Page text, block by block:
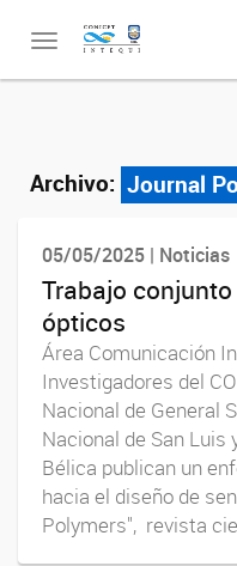
Toggle
Archivo: Journal
05/05/2025 | Noticias
Trabajo
ópticos
Área Comunicación
Investigadores del
Nacional de General
Nacional de San Luis
Bélica publican un
hacia el diseño de
Polymers", revista